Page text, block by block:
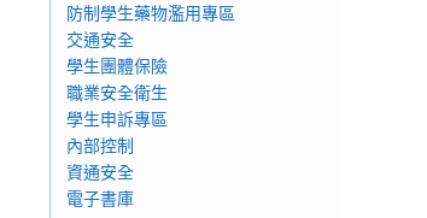
防制學生藥物濫用專區
交通安全
學生團體保險
職業安全衛生
學生申訴專區
內部控制
資通安全
電子書庫